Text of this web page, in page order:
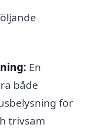
En
både
för
trivsam